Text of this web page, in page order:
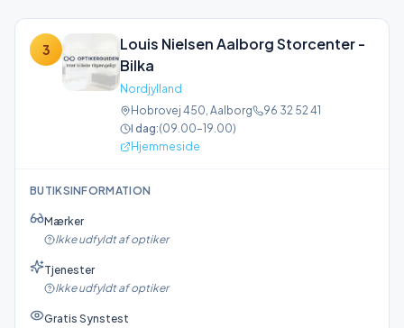
3
Louis Nielsen Aalborg Storcenter -
Bilka
Nordjylland
Hobrovej 450 Aalborg
96 32 52 41
I dag:(09.00–19.00)
Hjemmeside
BUTIKSINFORMATION
Mærker
Ikke udfyldt af optiker
Tjenester
Ikke udfyldt af optiker
Gratis Synstest